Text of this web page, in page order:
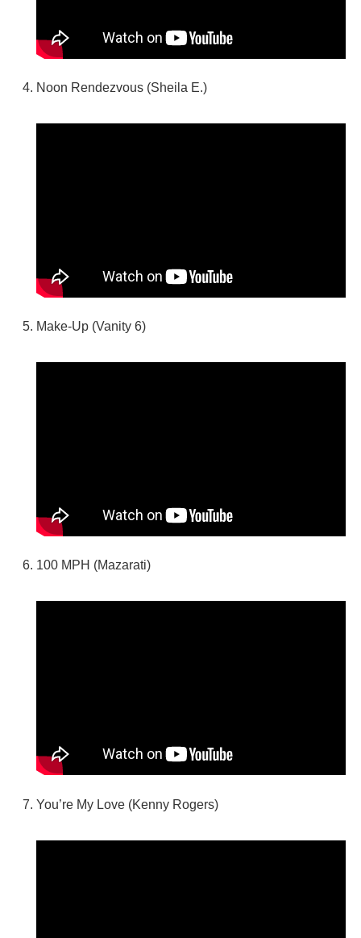
Noon Rendezvous (Sheila E.)
Make-Up (Vanity 6)
100 MPH (Mazarati)
You’re My Love (Kenny Rogers)